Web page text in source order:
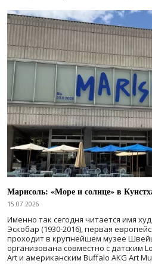
Марисоль: «Море и солнце» в
15.07.2026
Именно так сегодня читается имя
Эскобар (1930-2016), первая
проходит в крупнейшем музее
организована совместно с датским
Art и американским Buffalo AKG Art